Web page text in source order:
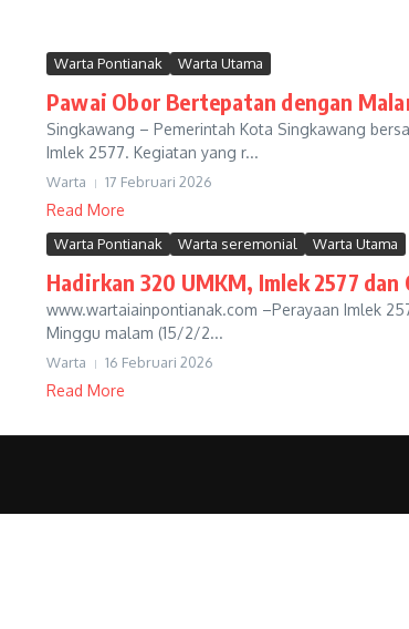
Warta Pontianak Warta Utama
Pawai Obor Bertepatan dengan
Singkawang – Pemerintah Kota Singkawang
Imlek 2577. Kegiatan yang r...
Warta 17 Februari 2026
Read More
Warta Pontianak Warta seremonial Warta Utama
Hadirkan 320 UMKM, Imlek 2577 dan
www.wartaiainpontianak.com –Perayaan Imlek
Minggu malam (15/2/2...
Warta 16 Februari 2026
Read More